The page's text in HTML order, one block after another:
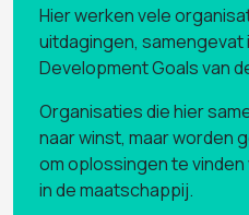
Hier werken vele
uitdagingen, samengevat
Development Goals van
Organisaties die hier
naar winst, maar worden
om oplossingen te
in de maatschappij.